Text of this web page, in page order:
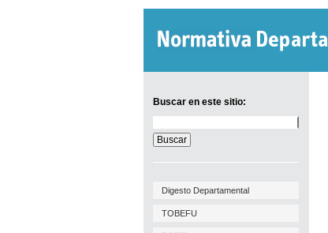
Buscar en este sitio:
en
este
sitio:
Digesto Departamental
TOBEFU